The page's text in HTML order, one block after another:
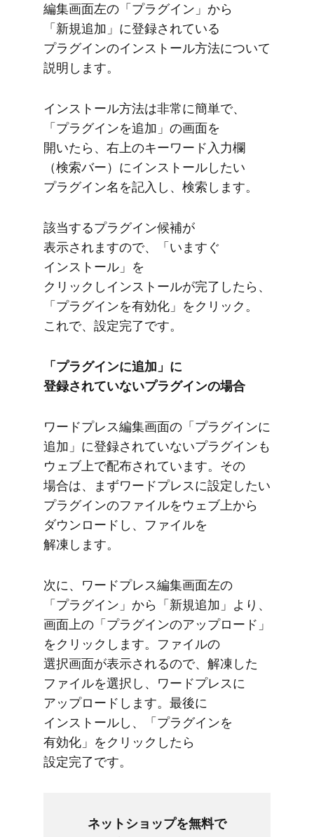
編集画面左の​「プラグイン」から​
「新規追加」に​登録されている​
プラグインの​インストール方​法に​ついて​
説明します。
インストール方​法は​非常に​簡単で、​
「プラグインを​追加」の​画面を​
開いたら、​右上の​キーワード入力欄​
（検索バー）に​インストールしたい​
プラグイン名を​記入し、​検索します。
該当する​プラグイン候補が​
表示されますので、​「いますぐ​
インストール」を​
クリックしインストールが​完了したら、​
「プラグインを​有効化」を​クリック。​
これで、​設定完了です。
「プラグインに​追加」に​
登録されていない​プラグインの​場合
ワードプレス編集画面の​「プラグインに​
追加」に​登録されていない​プラグインも​
ウェブ上で​配布されています。​その​
場合は、​まずワードプレスに​設定したい​
プラグインの​ファイルを​ウェブ上から​
ダウンロードし、​ファイルを​
解凍します。
次に、​ワードプレス編集画面左の​
「プラグイン」から​「新規追加」より、​
画面上の​「プラグインの​アップロード」
を​クリックします。​ファイルの​
選択画面が​表示されるので、​解凍した​
ファイルを​選択し、​ワードプレスに​
アップロードします。​最後に​
インストールし、​「プラグインを​
有効化」を​クリックしたら​
設定完了です。
ネットショップを​無料で​